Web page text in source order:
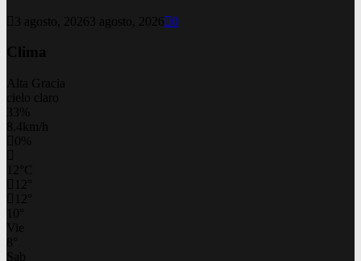
3 agosto, 2026 3 agosto, 2026 0
Clima
Alta Gracia
cielo claro
33%
8.4km/h
0%
C
10
Vie
8
Sab